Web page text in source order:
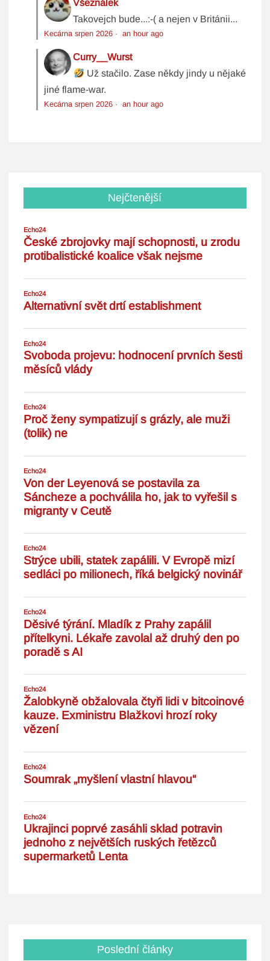
Všeználek
Takovejch bude...:-( a nejen v Británii...
Kecárna srpen 2026 ·an hour ago
Curry__Wurst
Už stačilo. Zase někdy jindy u nějaké
jiné flame-war.
Kecárna srpen 2026 ·an hour ago
Nejčtenější
Poslední články